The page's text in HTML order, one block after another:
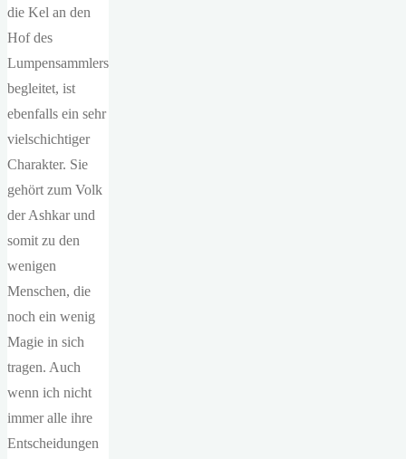
die Kel an den
Hof des
Lumpensammlers
begleitet, ist
ebenfalls ein sehr
vielschichtiger
Charakter. Sie
gehört zum Volk
der Ashkar und
somit zu den
wenigen
Menschen, die
noch ein wenig
Magie in sich
tragen. Auch
wenn ich nicht
immer alle ihre
Entscheidungen